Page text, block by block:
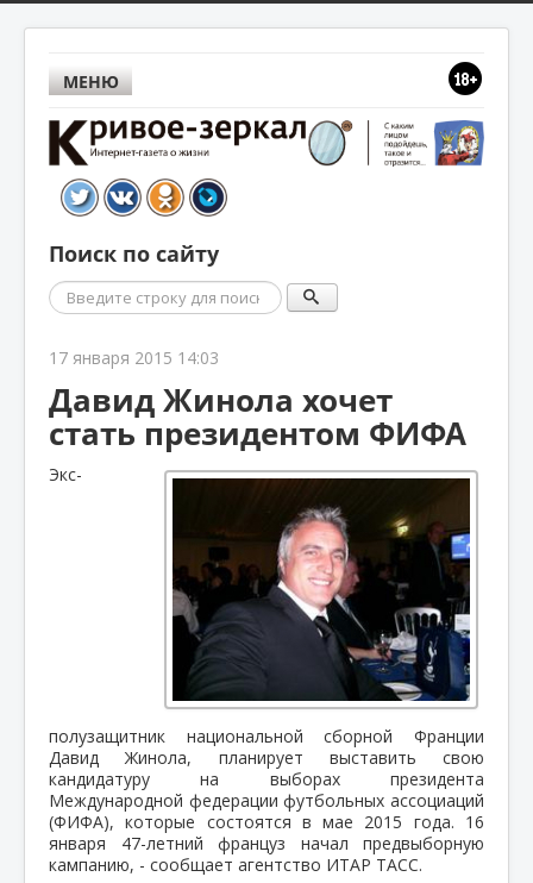
МЕНЮ
Поиск по сайту
Поиск
17 января 2015 14:03
Давид Жинола хочет
стать президентом ФИФА
Экс-
полузащитник национальной сборной Франции
Давид Жинола, планирует выставить свою
кандидатуру на выборах президента
Международной федерации футбольных ассоциаций
(ФИФА), которые состоятся в мае 2015 года. 16
января 47-летний француз начал предвыборную
кампанию, - сообщает агентство ИТАР ТАСС.